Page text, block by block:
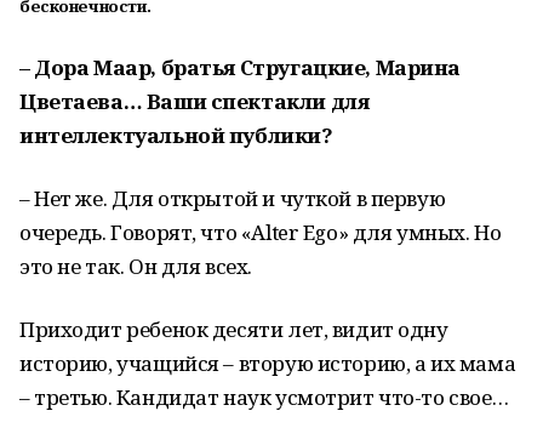
бесконечности.
– Дора Маар, братья Стругацкие, Марина
Цветаева… Ваши спектакли для
интеллектуальной публики?
– Нет же. Для открытой и чуткой в первую
очередь. Говорят, что «Аlter Ego» для умных. Но
это не так. Он для всех.
Приходит ребенок десяти лет, видит одну
историю, учащийся – вторую историю, а их мама
– третью. Кандидат наук усмотрит что-то свое…